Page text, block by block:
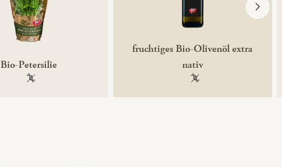
Bio-Petersilie
100 % gentechnikfrei
fruchtiges Bio-Olivenöl extra
nativ
100 % gentechnikfrei